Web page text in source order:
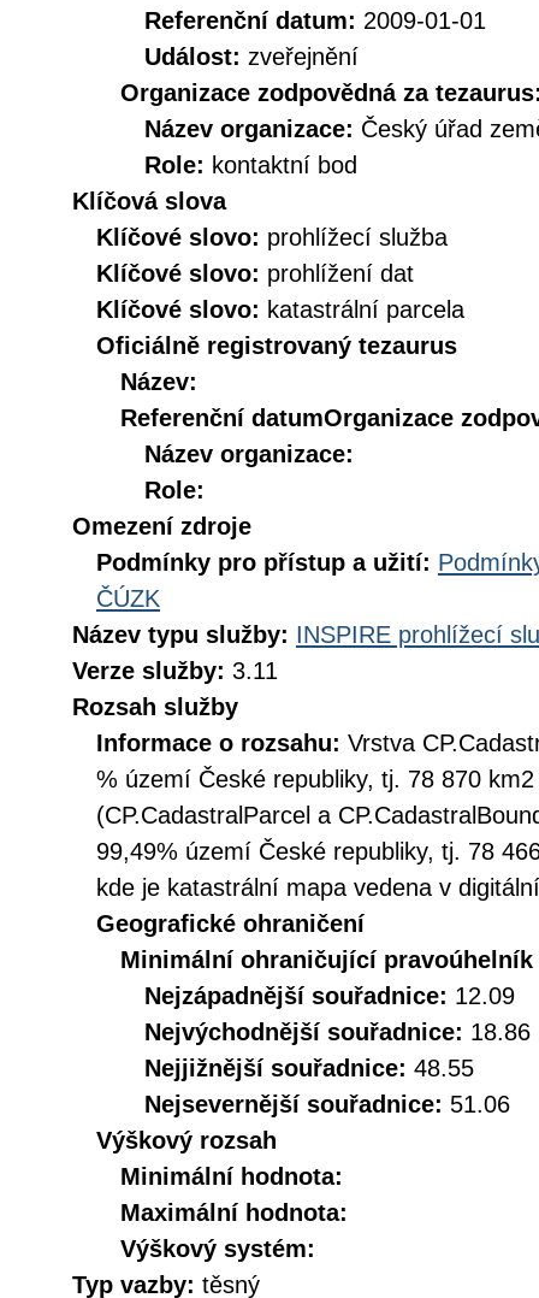
Referenční datum: 2009-01-01
Událost: zveřejnění
Organizace zodpovědná za
Název organizace: Český úřad
Role: kontaktní bod
Klíčová slova
Klíčové slovo: prohlížecí služba
Klíčové slovo: prohlížení dat
Klíčové slovo: katastrální parcela
Oficiálně registrovaný tezaurus
Název:
Referenční datumOrganizace
Název organizace:
Role:
Omezení zdroje
Podmínky pro přístup a užití:
ČÚZK
Název typu služby: INSPIRE prohlížecí
Verze služby: 3.11
Rozsah služby
Informace o rozsahu: Vrstva
% území České republiky, tj. 78 870
(CP.CadastralParcel a
99,49% území České republiky, tj. 78
kde je katastrální mapa vedena v
Geografické ohraničení
Minimální ohraničující pravoúhelník
Nejzápadnější souřadnice: 12.09
Nejvýchodnější souřadnice: 18.86
Nejjižnější souřadnice: 48.55
Nejsevernější souřadnice: 51.06
Výškový rozsah
Minimální hodnota:
Maximální hodnota:
Výškový systém:
Typ vazby: těsný